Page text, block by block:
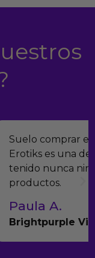
online, y
gustan. No he
los